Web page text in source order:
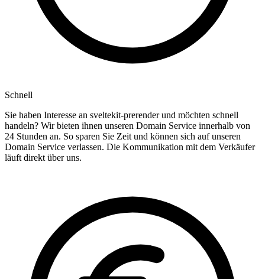
Schnell
Sie haben Interesse an sveltekit-prerender und möchten schnell
handeln? Wir bieten ihnen unseren Domain Service innerhalb von
24 Stunden an. So sparen Sie Zeit und können sich auf unseren
Domain Service verlassen. Die Kommunikation mit dem Verkäufer
läuft direkt über uns.